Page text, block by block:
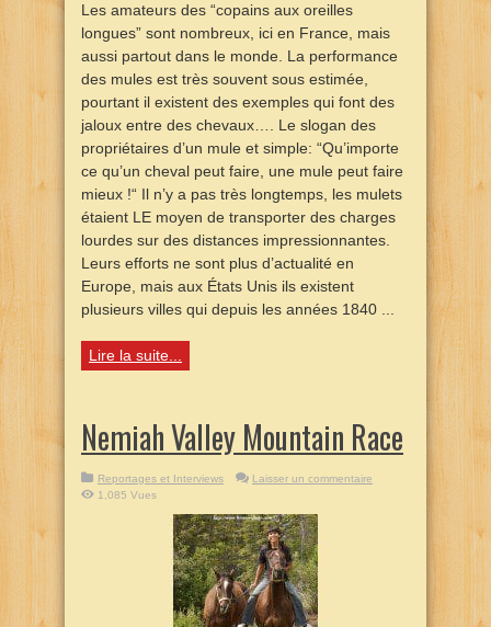
Les amateurs des “copains aux oreilles
longues” sont nombreux, ici en France, mais
aussi partout dans le monde. La performance
des mules est très souvent sous estimée,
pourtant il existent des exemples qui font des
jaloux entre des chevaux…. Le slogan des
propriétaires d’un mule et simple: “Qu’importe
ce qu’un cheval peut faire, une mule peut faire
mieux !“ Il n’y a pas très longtemps, les mulets
étaient LE moyen de transporter des charges
lourdes sur des distances impressionnantes.
Leurs efforts ne sont plus d’actualité en
Europe, mais aux États Unis ils existent
plusieurs villes qui depuis les années 1840 ...
Lire la suite...
Nemiah Valley Mountain Race
Reportages et Interviews
Laisser un commentaire
1,085 Vues